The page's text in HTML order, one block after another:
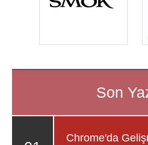
Chrome'da